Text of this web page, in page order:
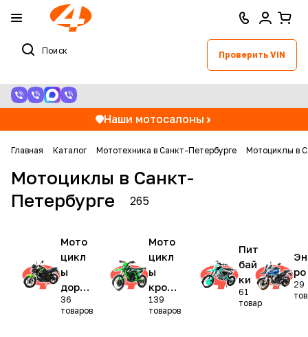
Проверить VIN
Наши мотосалоны
Главная Каталог Мототехника в Санкт-Петербурге Мотоциклы в
Мотоциклы в Санкт-
Петербурге
265
Мото
цикл
ы
доро
жные
36
товаров
Мото
цикл
ы
кросс
овые
139
товаров
Пит
бай
ки
61
товар
ро
29